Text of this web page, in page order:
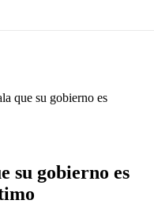
que su gobierno es
su gobierno es